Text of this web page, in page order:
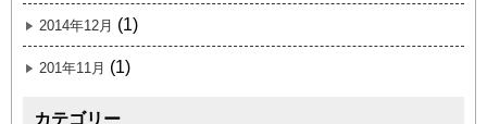
2014年12月 (1)
201年11月 (1)
カテゴリー